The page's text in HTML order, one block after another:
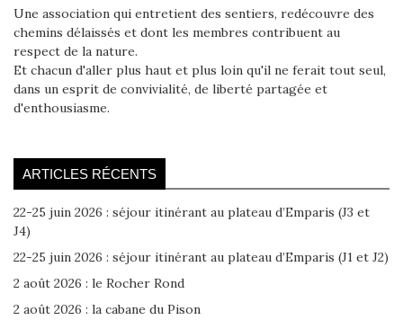
Une association qui entretient des sentiers, redécouvre des
chemins délaissés et dont les membres contribuent au
respect de la nature.
Et chacun d'aller plus haut et plus loin qu'il ne ferait tout seul,
dans un esprit de convivialité, de liberté partagée et
d'enthousiasme.
ARTICLES RÉCENTS
22-25 juin 2026 : séjour itinérant au plateau d’Emparis (J3 et
J4)
22-25 juin 2026 : séjour itinérant au plateau d’Emparis (J1 et J2)
2 août 2026 : le Rocher Rond
2 août 2026 : la cabane du Pison